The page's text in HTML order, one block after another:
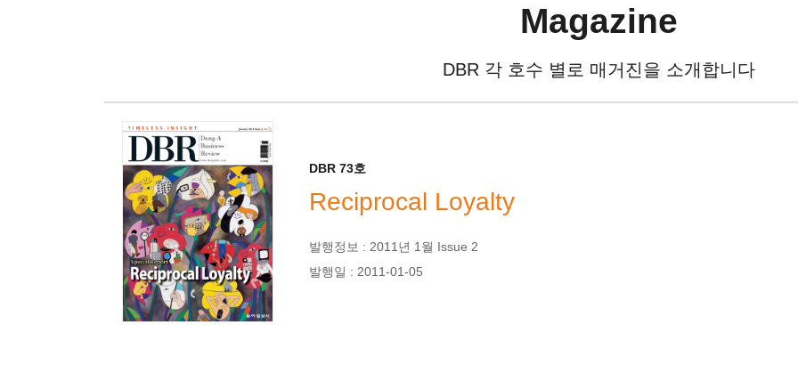
Magazine
DBR 각 호수 별로 매거진을 소개합니다
DBR 73호
Reciprocal Loyalty
발행정보 : 2011년 1월 Issue 2
발행일 : 2011-01-05